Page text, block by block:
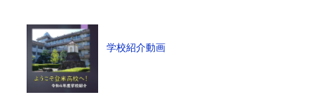
学校紹介動画